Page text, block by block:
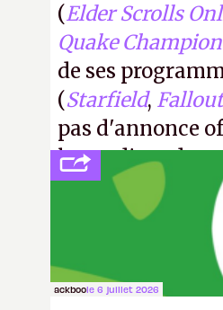
(Elder Scrolls
Quake
de ses
(Starfield,
pas d'annonce
le syndicat des
licenciements.
ackboole 6 juillet 2026